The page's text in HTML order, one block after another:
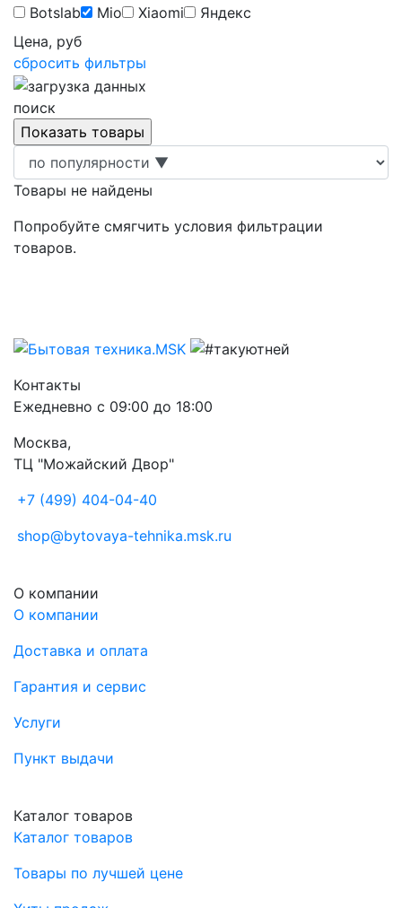
Botslab
Mio Xiaomi
Яндекс
Цена, руб
сбросить фильтры
поиск
Товары не найдены
Попробуйте смягчить условия фильтрации
товаров.
Контакты
Ежедневно с 09:00 до 18:00
Москва,
ТЦ "Можайский Двор"
+7 (499) 404-04-40
shop@bytovaya-tehnika.msk.ru
О компании
О компании
Доставка и оплата
Гарантия и сервис
Услуги
Пункт выдачи
Каталог товаров
Каталог товаров
Товары по лучшей цене